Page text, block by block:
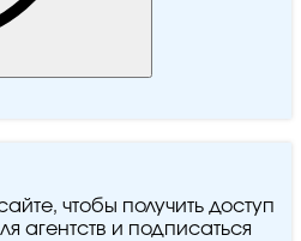
чтобы получить доступ
агентств и подписаться